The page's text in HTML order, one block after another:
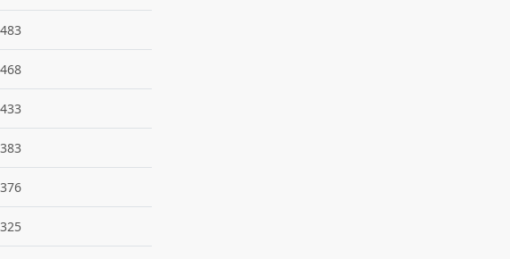
483
468
433
383
376
325